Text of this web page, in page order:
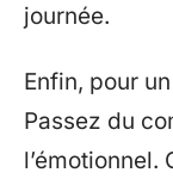
journée.
Enfin, pour
Passez du
l’émotionnel.